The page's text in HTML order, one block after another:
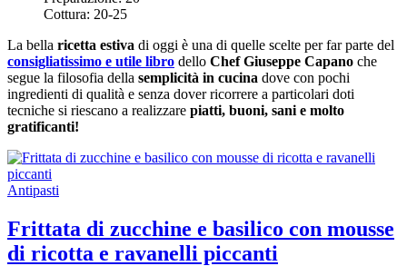
Cottura: 20-25
La bella ricetta estiva di oggi è una di quelle scelte per far parte del
consigliatissimo e utile libro dello Chef Giuseppe Capano che
segue la filosofia della semplicità in cucina dove con pochi
ingredienti di qualità e senza dover ricorrere a particolari doti
tecniche si riescano a realizzare piatti, buoni, sani e molto
gratificanti!
Antipasti
Frittata di zucchine e basilico con mousse
di ricotta e ravanelli piccanti